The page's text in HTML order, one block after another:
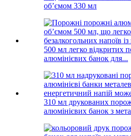
об’ємом 330 мл
500 мл легко відкритих
алюмінієвих банок для...
310 мл друкованих
алюмінієвих банок з